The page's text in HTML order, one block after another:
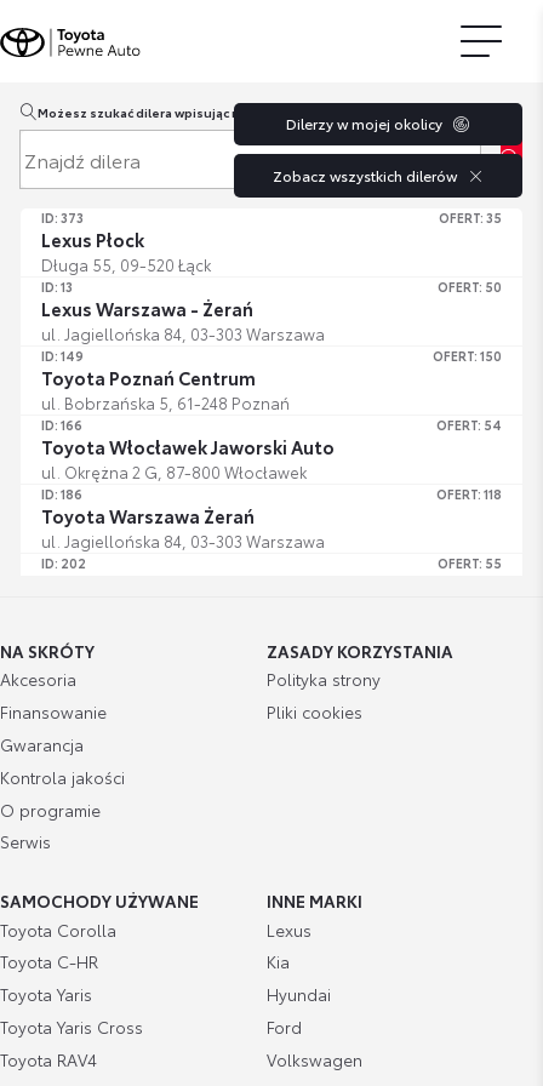
Możesz szukać dilera wpisując miasto lub kod pocztowy.
ID: 373 OFERT: 35
Lexus Płock
Długa 55, 09-520 Łąck
ID: 13 OFERT: 50
Lexus Warszawa - Żerań
ul. Jagiellońska 84, 03-303 Warszawa
ID: 149 OFERT: 150
Toyota Poznań Centrum
ul. Bobrzańska 5, 61-248 Poznań
ID: 166 OFERT: 54
Toyota Włocławek Jaworski Auto
ul. Okrężna 2 G, 87-800 Włocławek
ID: 186 OFERT: 118
Toyota Warszawa Żerań
ul. Jagiellońska 84, 03-303 Warszawa
ID: 202 OFERT: 55
Toyota Professional
Struga 31b, 70-777 Szczecin
Lexus Olsztyn
Al. Obrońców Tobruku 9, 10-092 Olsztyn
ID: 14
Lexus Poznań
ul. Zawady 38, 61-002 Poznań
ID: 150
ID: 168
Toyota Szczecin - Struga
ul. Struga 17, 70-777 Szczecin
Toyota Warszawa Czerniakowska
ul. Czerniakowska 102, 00-454 Warszawa
Toyota Warszawa Włochy
Dilerzy w mojej okolicy
Zobacz wszystkich dilerów
NA SKRÓTY
Akcesoria
Finansowanie
Gwarancja
Kontrola jakości
O programie
Serwis
ZASADY KORZYSTANIA
Polityka strony
Pliki cookies
SAMOCHODY UŻYWANE
Toyota Corolla
Toyota C-HR
Toyota Yaris
Toyota Yaris Cross
Toyota RAV4
INNE MARKI
Lexus
Kia
Hyundai
Ford
Volkswagen